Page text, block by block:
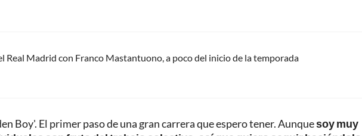
Real Madrid con Franco Mastantuono, a poco del inicio de la temporada
Boy'. El primer paso de una gran carrera que espero tener. Aunquesoy muy